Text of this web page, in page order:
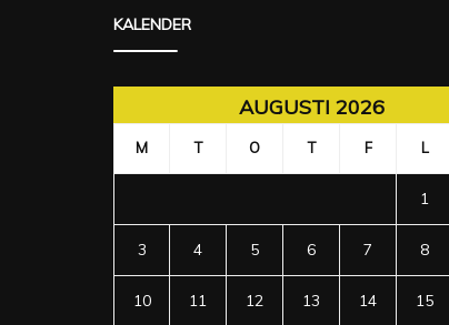
KALENDER
AUGUSTI 2026
M T O T F L
1
3 4 5 6 7 8
10 11 12 13 14 15